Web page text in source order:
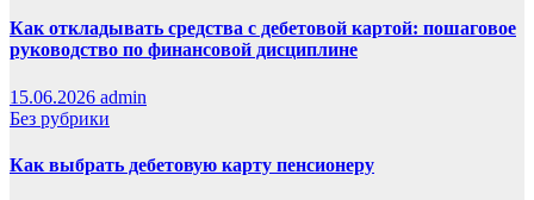
Как откладывать средства с дебетовой картой: пошаговое
руководство по финансовой дисциплине
15.06.2026 admin
Без рубрики
Как выбрать дебетовую карту пенсионеру